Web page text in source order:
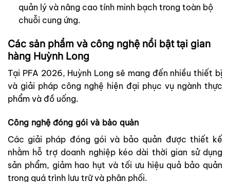
quản lý và nâng cao tính minh bạch trong toàn bộ
chuỗi cung ứng.
Các sản phẩm và công nghệ nổi bật tại gian
hàng Huỳnh Long
Tại PFA 2026, Huỳnh Long sẽ mang đến nhiều thiết bị
và giải pháp công nghệ hiện đại phục vụ ngành thực
phẩm và đồ uống.
Công nghệ đóng gói và bảo quản
Các giải pháp đóng gói và bảo quản được thiết kế
nhằm hỗ trợ doanh nghiệp kéo dài thời gian sử dụng
sản phẩm, giảm hao hụt và tối ưu hiệu quả bảo quản
trong quá trình lưu trữ và phân phối.